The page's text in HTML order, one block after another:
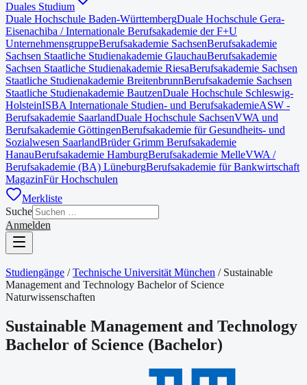
Duales Studium
Duale Hochschule Baden-WürttembergDuale Hochschule Gera-
Eisenachiba / Internationale Berufsakademie der F+U
UnternehmensgruppeBerufsakademie SachsenBerufsakademie
Sachsen Staatliche Studienakademie GlauchauBerufsakademie
Sachsen Staatliche Studienakademie RiesaBerufsakademie Sachsen
Staatliche Studienakademie BreitenbrunnBerufsakademie Sachsen
Staatliche Studienakademie BautzenDuale Hochschule Schleswig-
HolsteinISBA Internationale Studien- und BerufsakademieASW -
Berufsakademie SaarlandDuale Hochschule SachsenVWA und
Berufsakademie GöttingenBerufsakademie für Gesundheits- und
Sozialwesen SaarlandBrüder Grimm Berufsakademie
HanauBerufsakademie HamburgBerufsakademie MelleVWA /
Berufsakademie (BA) LüneburgBerufsakademie für Bankwirtschaft
MagazinFür Hochschulen
Merkliste
Suche
Anmelden
Studiengänge / Technische Universität München / Sustainable
Management and Technology Bachelor of Science
Naturwissenschaften
Sustainable Management and Technology
Bachelor of Science (Bachelor)